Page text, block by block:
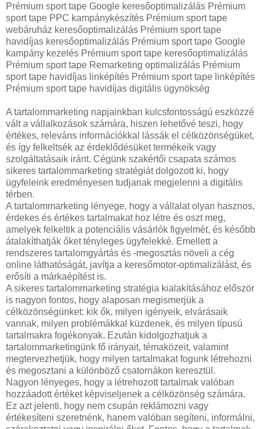
Prémium sport tape Google keresőoptimalizálás Prémium
sport tape PPC kampánykészítés Prémium sport tape
webáruház keresőoptimalizálás Prémium sport tape
havidíjas keresőoptimalizálás Prémium sport tape Google
kampány kezelés Prémium sport tape keresőoptimalizálás
Prémium sport tape Remarketing optimalizálás Prémium
sport tape havidíjas linképítés Prémium sport tape linképítés
Prémium sport tape havidíjas digitális ügynökség
A tartalommarketing napjainkban kulcsfontosságú eszközzé
vált a vállalkozások számára, hiszen lehetővé teszi, hogy
értékes, releváns információkkal lássák el célközönségüket,
és így felkeltsék az érdeklődésüket termékeik vagy
szolgáltatásaik iránt. Cégünk szakértői csapata számos
sikeres tartalommarketing stratégiát dolgozott ki, hogy
ügyfeleink eredményesen tudjanak megjelenni a digitális
térben.
A tartalommarketing lényege, hogy a vállalat olyan hasznos,
érdekes és értékes tartalmakat hoz létre és oszt meg,
amelyek felkeltik a potenciális vásárlók figyelmét, és később
átalakíthatják őket tényleges ügyfelekké. Emellett a
rendszeres tartalomgyártás és -megosztás növeli a cég
online láthatóságát, javítja a keresőmotor-optimalizálást, és
erősíti a márkaépítést is.
A sikeres tartalommarketing stratégia kialakításához először
is nagyon fontos, hogy alaposan megismerjük a
célközönségünket: kik ők, milyen igényeik, elvárásaik
vannak, milyen problémákkal küzdenek, és milyen típusú
tartalmakra fogékonyak. Ezután kidolgozhatjuk a
tartalommarketingünk fő irányait, témaközeit, valamint
megtervezhetjük, hogy milyen tartalmakat fogunk létrehozni
és megosztani a különböző csatornákon keresztül.
Nagyon lényeges, hogy a létrehozott tartalmak valóban
hozzáadott értéket képviseljenek a célközönség számára.
Ez azt jelenti, hogy nem csupán reklámozni vagy
értékesíteni szeretnénk, hanem valóban segíteni, informálni,